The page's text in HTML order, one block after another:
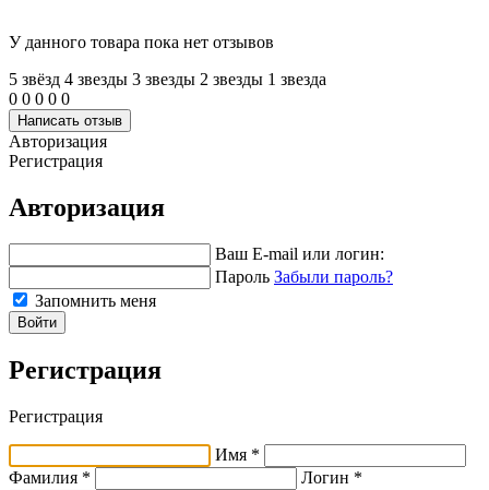
У данного товара пока нет отзывов
5 звёзд 4 звeзды 3 звeзды 2 звeзды 1 звeзда
0 0 0 0 0
Написать отзыв
Авторизация
Регистрация
Авторизация
Ваш E-mail или логин:
Пароль Забыли пароль?
Запомнить меня
Войти
Регистрация
Регистрация
Имя *
Фамилия *
Логин *